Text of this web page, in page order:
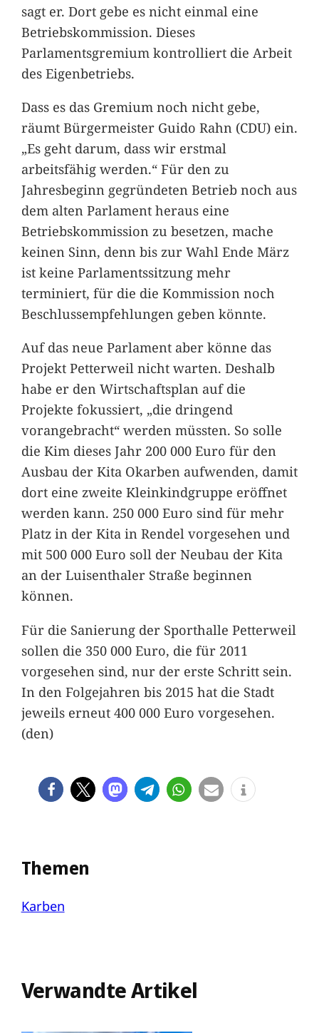
sagt er. Dort gebe es nicht einmal eine
Betriebskommission. Dieses
Parlamentsgremium kontrolliert die Arbeit
des Eigenbetriebs.
Dass es das Gremium noch nicht gebe,
räumt Bürgermeister Guido Rahn (CDU) ein.
„Es geht darum, dass wir erstmal
arbeitsfähig werden.“ Für den zu
Jahresbeginn gegründeten Betrieb noch aus
dem alten Parlament heraus eine
Betriebskommission zu besetzen, mache
keinen Sinn, denn bis zur Wahl Ende März
ist keine Parlamentssitzung mehr
terminiert, für die die Kommission noch
Beschlussempfehlungen geben könnte.
Auf das neue Parlament aber könne das
Projekt Petterweil nicht warten. Deshalb
habe er den Wirtschaftsplan auf die
Projekte fokussiert, „die dringend
vorangebracht“ werden müssten. So solle
die Kim dieses Jahr 200 000 Euro für den
Ausbau der Kita Okarben aufwenden, damit
dort eine zweite Kleinkindgruppe eröffnet
werden kann. 250 000 Euro sind für mehr
Platz in der Kita in Rendel vorgesehen und
mit 500 000 Euro soll der Neubau der Kita
an der Luisenthaler Straße beginnen
können.
Für die Sanierung der Sporthalle Petterweil
sollen die 350 000 Euro, die für 2011
vorgesehen sind, nur der erste Schritt sein.
In den Folgejahren bis 2015 hat die Stadt
jeweils erneut 400 000 Euro vorgesehen.
(den)
Themen
Karben
Verwandte Artikel